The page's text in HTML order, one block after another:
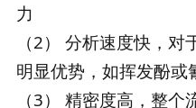
力
（2） 分析速度快，
明显优势，如挥发酚
（3） 精密度高，整